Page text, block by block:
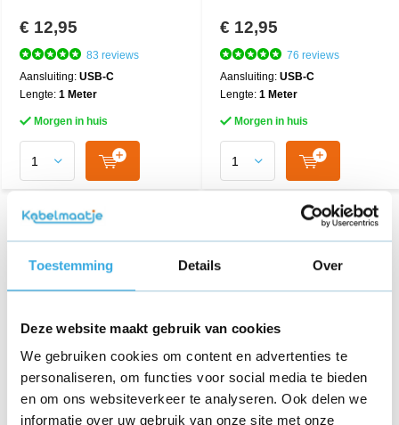
Toestemming Details Over
Deze website maakt gebruik van cookies
We gebruiken cookies om content en advertenties te
personaliseren, om functies voor social media te bieden
en om ons websiteverkeer te analyseren. Ook delen we
informatie over uw gebruik van onze site met onze
€ 12,95
83 reviews
Aansluiting: USB-C
Lengte: 1 Meter
Morgen in huis
€ 12,95
76 reviews
Aansluiting: USB-C
Lengte: 1 Meter
Morgen in huis